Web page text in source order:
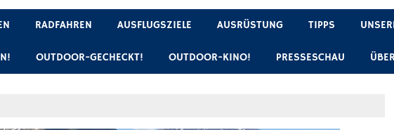
RADFAHREN AUSFLUGSZIELE AUSRÜSTUNG TIPPS
OUTDOOR-GECHECKT! OUTDOOR-KINO! PRESSESCHAU